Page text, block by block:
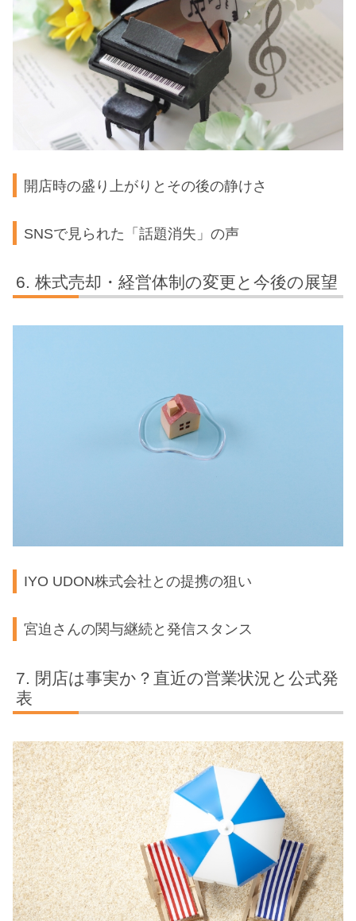
開店時の盛り上がりとその後の静けさ
SNSで見られた「話題消失」の声
株式売却・経営体制の変更と今後の展望
IYO UDON株式会社との提携の狙い
宮迫さんの関与継続と発信スタンス
閉店は事実か？直近の営業状況と公式発
表